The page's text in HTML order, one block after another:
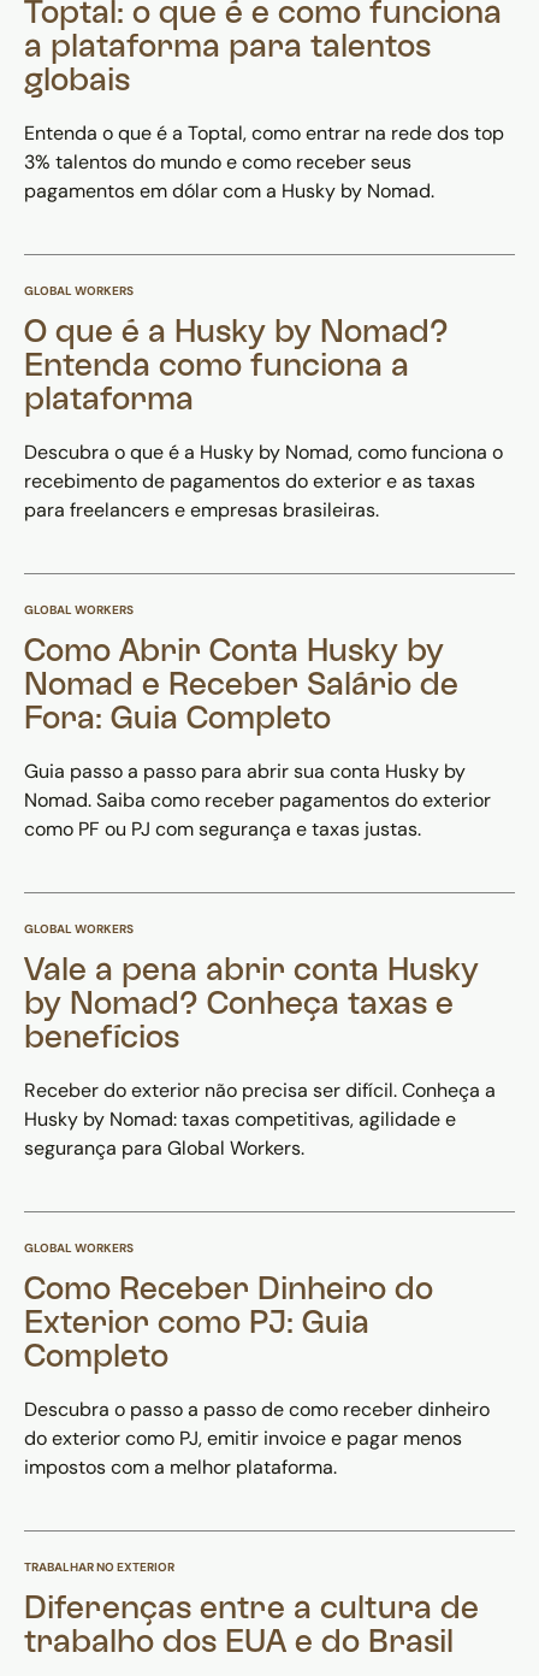
Toptal: o que é e como funciona
a plataforma para talentos
globais
Entenda o que é a Toptal, como entrar na rede dos top
3% talentos do mundo e como receber seus
pagamentos em dólar com a Husky by Nomad.
GLOBAL WORKERS
O que é a Husky by Nomad?
Entenda como funciona a
plataforma
Descubra o que é a Husky by Nomad, como funciona o
recebimento de pagamentos do exterior e as taxas
para freelancers e empresas brasileiras.
GLOBAL WORKERS
Como Abrir Conta Husky by
Nomad e Receber Salário de
Fora: Guia Completo
Guia passo a passo para abrir sua conta Husky by
Nomad. Saiba como receber pagamentos do exterior
como PF ou PJ com segurança e taxas justas.
GLOBAL WORKERS
Vale a pena abrir conta Husky
by Nomad? Conheça taxas e
benefícios
Receber do exterior não precisa ser difícil. Conheça a
Husky by Nomad: taxas competitivas, agilidade e
segurança para Global Workers.
GLOBAL WORKERS
Como Receber Dinheiro do
Exterior como PJ: Guia
Completo
Descubra o passo a passo de como receber dinheiro
do exterior como PJ, emitir invoice e pagar menos
impostos com a melhor plataforma.
TRABALHAR NO EXTERIOR
Diferenças entre a cultura de
trabalho dos EUA e do Brasil